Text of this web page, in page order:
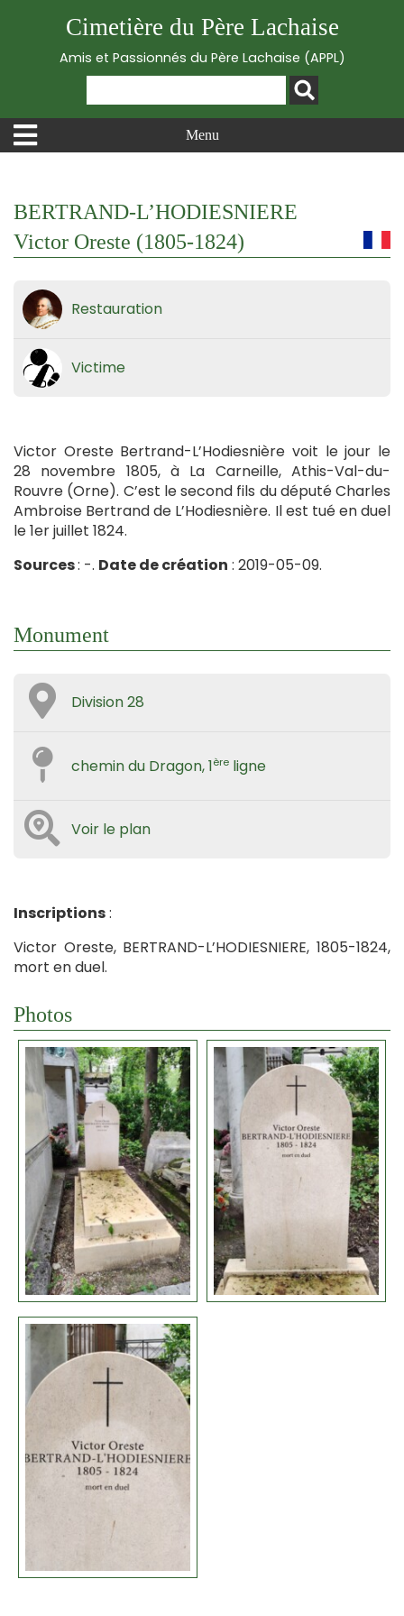
Cimetière du Père Lachaise
Amis et Passionnés du Père Lachaise (APPL)
Menu
BERTRAND-L’HODIESNIERE
Victor Oreste (1805-1824)
Restauration
Victime
Victor Oreste Bertrand-L’Hodiesnière voit le jour le
28 novembre 1805, à La Carneille, Athis-Val-du-
Rouvre (Orne). C’est le second fils du député Charles
Ambroise Bertrand de L’Hodiesnière. Il est tué en duel
le 1er juillet 1824.
Sources: -. Date de création : 2019-05-09.
Monument
Division 28
chemin du Dragon, 1ère ligne
Voir le plan
Inscriptions:
Victor Oreste, BERTRAND-L’HODIESNIERE, 1805-1824,
mort en duel.
Photos